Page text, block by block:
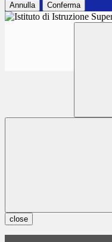
Annulla Conferma
close